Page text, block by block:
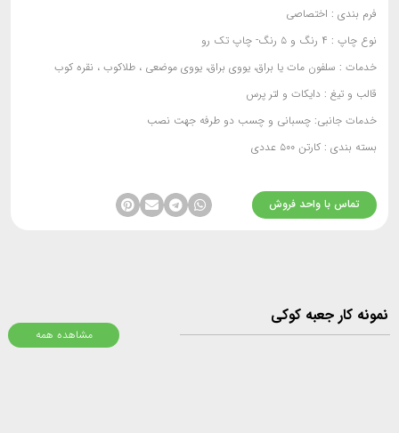
فرم بندی: اختصاصی
نوع چاپ :۴ رنگ و ۵ رنگ- چاپ تک رو
خدمات :سلفون مات یا براق، یووی براق، یووی موضعی ، طلاکوب ، نقره کوب
قالب و تیغ :دایکات و لتر پرس
خدمات جانبی:چسبانی و چسب دو طرفه جهت نصب
بسته بندی :کارتن ۵۰۰ عددی
تماس با واحد فروش
کار جعبه کوکی
مشاهده همه